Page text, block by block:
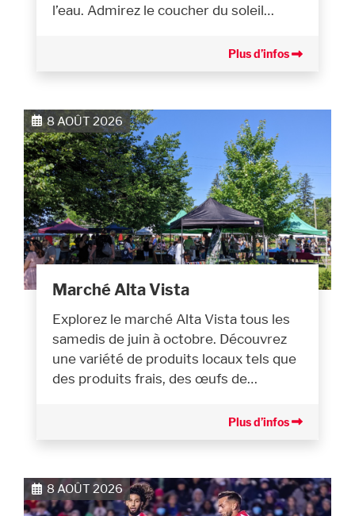
l’eau. Admirez le coucher du soleil…
Plus d’infos
8 AOÛT 2026
Marché Alta Vista
Explorez le marché Alta Vista tous les
samedis de juin à octobre. Découvrez
une variété de produits locaux tels que
des produits frais, des œufs de…
Plus d’infos
8 AOÛT 2026